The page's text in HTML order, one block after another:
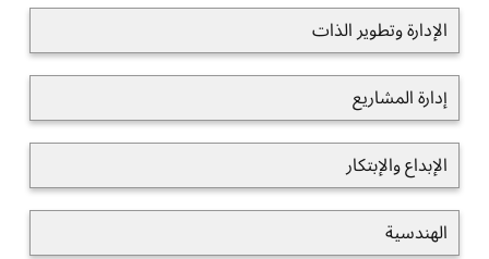
الإدارة وتطوير الذات
إدارة المشاريع
الإبداع والإبتكار
الهندسية